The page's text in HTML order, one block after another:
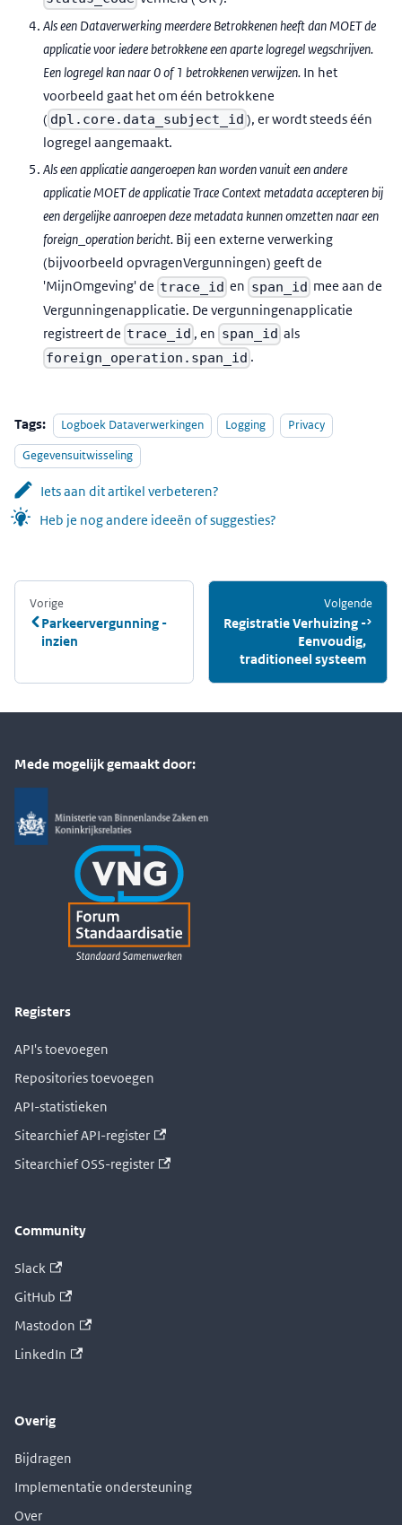
Als een Dataverwerking meerdere Betrokkenen heeft dan MOET de
applicatie voor iedere betrokkene een aparte logregel wegschrijven.
Een logregel kan naar 0 of 1 betrokkenen verwijzen. In het
voorbeeld gaat het om één betrokkene
( dpl.core.data_subject_id ), er wordt steeds één
logregel aangemaakt.
Als een applicatie aangeroepen kan worden vanuit een andere
applicatie MOET de applicatie Trace Context metadata accepteren bij
een dergelijke aanroepen deze metadata kunnen omzetten naar een
foreign_operation bericht. Bij een externe verwerking
(bijvoorbeeld opvragenVergunningen) geeft de
'MijnOmgeving' de trace_id en span_id mee aan de
Vergunningenapplicatie. De vergunningenapplicatie
registreert de trace_id , en span_id als
foreign_operation.span_id .
Tags: Logboek Dataverwerkingen Logging
Privacy
Gegevensuitwisseling
Iets aan dit artikel verbeteren?
Heb je nog andere ideeën of suggesties?
Vorige
Parkeervergunning -
inzien
Volgende
Registratie Verhuizing -
Eenvoudig,
traditioneel systeem
Mede mogelijk gemaakt door:
Registers
API's toevoegen
Repositories toevoegen
API-statistieken
Sitearchief API-register
Sitearchief OSS-register
Community
Slack
GitHub
Mastodon
LinkedIn
Overig
Bijdragen
Implementatie ondersteuning
Over